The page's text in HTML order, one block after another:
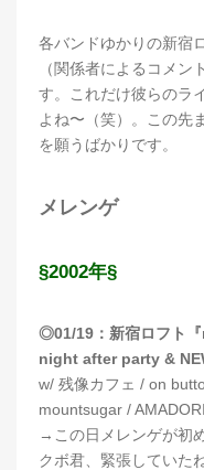
各バンドゆかりの新宿
（関係者によるコメン
す。これだけ彼らのラ
よね〜（笑）。この先
を願うばかりです。
メレンゲ
§2002年§
◎01/19：新宿ロフト
night after party &
w/ 残像カフェ / on
mountsugar / AMADORI
→この日メレンゲが初
クボ君、緊張していた